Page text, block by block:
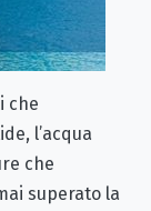
che
l’acqua
che
superato la